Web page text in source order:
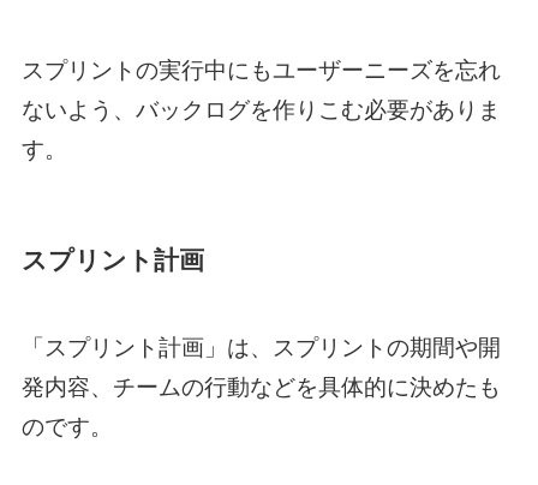
スプリントの実行中にもユーザーニーズを忘れ
ないよう、バックログを作りこむ必要がありま
す。
スプリント計画
「スプリント計画」は、スプリントの期間や開
発内容、チームの行動などを具体的に決めたも
のです。